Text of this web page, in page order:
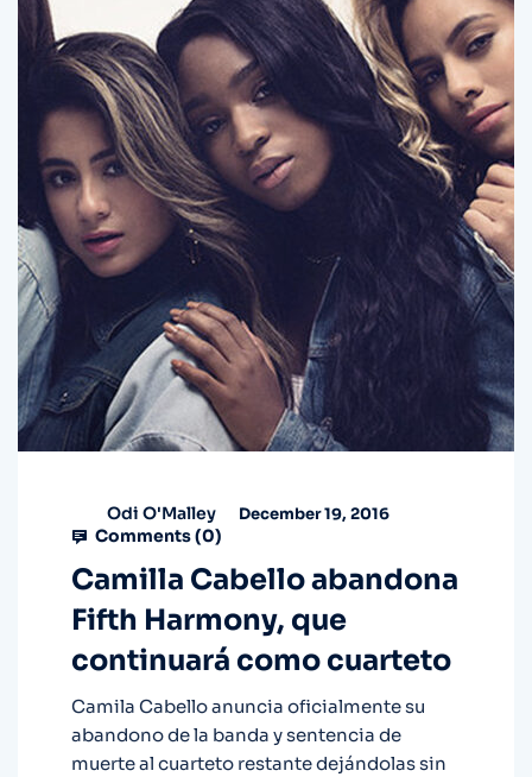
Odi O'Malley December 19, 2016
Comments (0)
Camilla Cabello abandona
Fifth Harmony, que
continuará como cuarteto
Camila Cabello anuncia oficialmente su
abandono de la banda y sentencia de
muerte al cuarteto restante dejándolas sin